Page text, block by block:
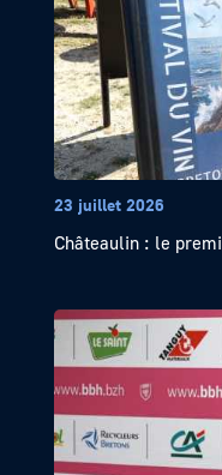
23 juillet 2026
Châteaulin : le